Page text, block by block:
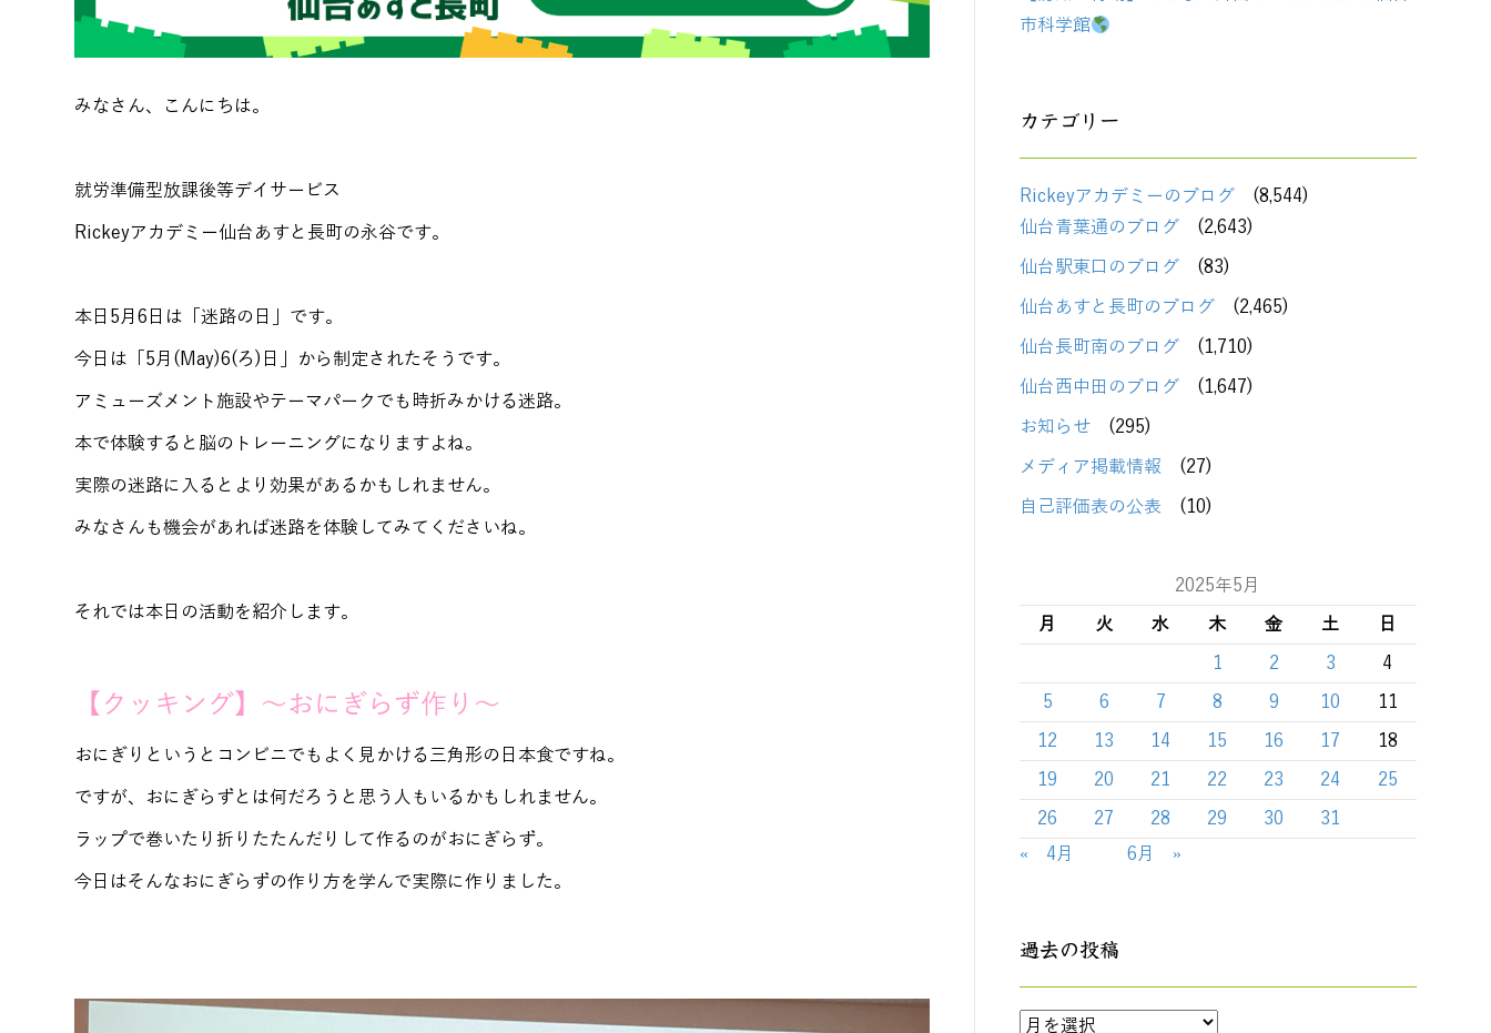
みなさん、こんにちは。
就労準備型放課後等デイサービス
Rickeyアカデミー仙台あすと長町の永谷です。
本日5月6日は「迷路の日」です。
今日は「5月(May)6(ろ)日」から制定されたそうです。
アミューズメント施設やテーマパークでも時折みかける迷路。
本で体験すると脳のトレーニングになりますよね。
実際の迷路に入るとより効果があるかもしれません。
みなさんも機会があれば迷路を体験してみてくださいね。
それでは本日の活動を紹介します。
【クッキング】～おにぎらず作り～
おにぎりというとコンビニでもよく見かける三角形の日本食ですね。
ですが、おにぎらずとは何だろうと思う人もいるかもしれません。
ラップで巻いたり折りたたんだりして作るのがおにぎらず。
今日はそんなおにぎらずの作り方を学んで実際に作りました。
市科学館
カテゴリー
Rickeyアカデミーのブログ(8,544)
仙台青葉通のブログ(2,643)
仙台駅東口のブログ(83)
仙台あすと長町のブログ(2,465)
仙台長町南のブログ(1,710)
仙台西中田のブログ(1,647)
お知らせ(295)
メディア掲載情報 (27)
自己評価表の公表 (10)
2025年5月
月
火 水 木 金 土
日
1
2 3
4
5
6 7 8 9 10
11
12
13 14 15 16 17
18
19
20 21 22 23 24
25
26
27 28 29 30
31
« 4月
6月 »
過去の投稿
過